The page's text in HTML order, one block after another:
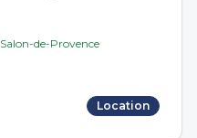
Salon-de-Provence
Location